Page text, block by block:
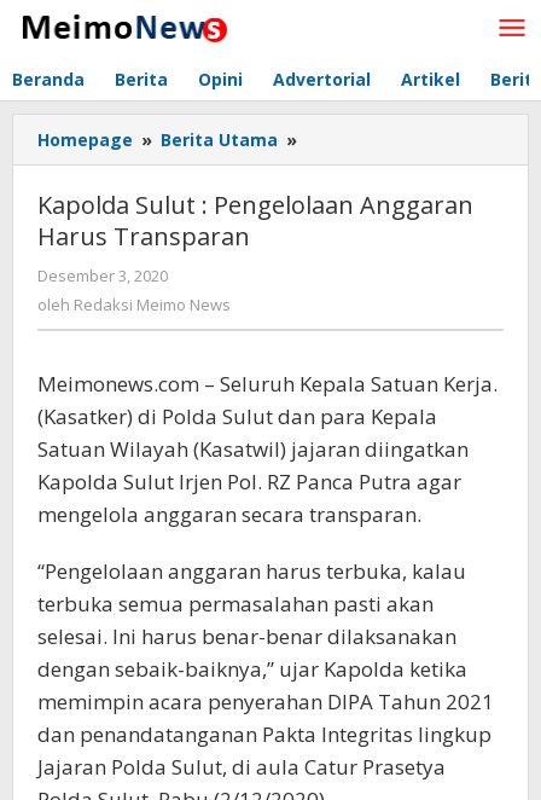
Lewati
Beranda Berita Opini Advertorial Artikel
Homepage » Berita Utama »
Sulut
Pengelolaan
Kapolda Sulut : Pengelolaan Anggaran
Harus Transparan
Desember 3, 2020
Redaksi
oleh Redaksi Meimo News
Meimonews.com – Seluruh Kepala Satuan Kerja.
(Kasatker) di Polda Sulut dan para Kepala
Satuan Wilayah (Kasatwil) jajaran diingatkan
Kapolda Sulut Irjen Pol. RZ Panca Putra agar
mengelola anggaran secara transparan.
“Pengelolaan anggaran harus terbuka, kalau
terbuka semua permasalahan pasti akan
selesai. Ini harus benar-benar dilaksanakan
dengan sebaik-baiknya,” ujar Kapolda ketika
memimpin acara penyerahan DIPA Tahun 2021
dan penandatanganan Pakta Integritas lingkup
Jajaran Polda Sulut, di aula Catur Prasetya